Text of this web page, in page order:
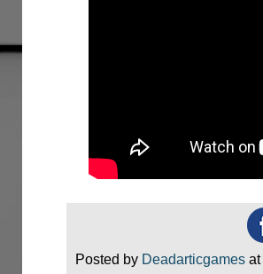
Posted by Deadarticgames at